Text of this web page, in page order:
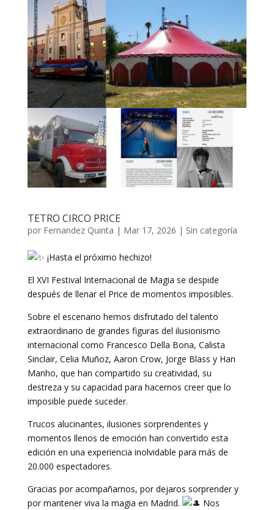
TETRO CIRCO PRICE
por Fernandez Quinta | Mar 17, 2026 | Sin categoría
¡Hasta el próximo hechizo!
El XVI Festival Internacional de Magia se despide
después de llenar el Price de momentos imposibles.
Sobre el escenario hemos disfrutado del talento
extraordinario de grandes figuras del ilusionismo
internacional como Francesco Della Bona, Calista
Sinclair, Celia Muñoz, Aaron Crow, Jorge Blass y Han
Manho, que han compartido su creatividad, su
destreza y su capacidad para hacernos creer que lo
imposible puede suceder.
Trucos alucinantes, ilusiones sorprendentes y
momentos llenos de emoción han convertido esta
edición en una experiencia inolvidable para más de
20.000 espectadores.
Gracias por acompañarnos, por dejaros sorprender y
por mantener viva la magia en Madrid.
Nos